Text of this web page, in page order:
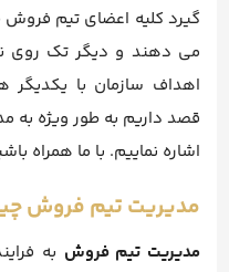
گیرد کلیه اعضای تیم فروش
می دهند و دیگر تک روی
اهداف سازمان با یکدیگر
قصد داریم به طور ویژه
اشاره نماییم. با ما همراه
مدیریت تیم فروش
مدیریت تیم فروش به